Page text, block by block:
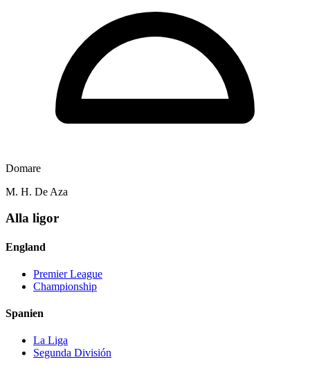
Domare
M. H. De Aza
Alla ligor
England
Premier League
Championship
Spanien
La Liga
Segunda División